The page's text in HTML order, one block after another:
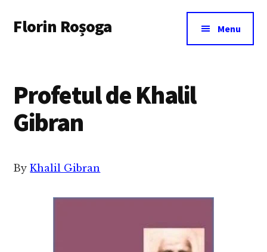
main
menu
Florin Roșoga Menu
Profetul de Khalil
Gibran
ByKhalil Gibran